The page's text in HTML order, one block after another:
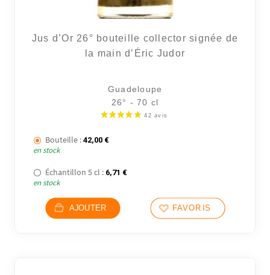
Jus d’Or 26° bouteille collector signée de
la main d’Éric Judor
Guadeloupe
26° - 70 cl
Bouteille : 42,00 €
en stock
Échantillon 5 cl : 6,71 €
en stock
AJOUTER FAVORIS